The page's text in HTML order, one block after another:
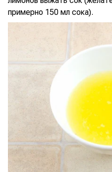
примерно 150 мл сока).